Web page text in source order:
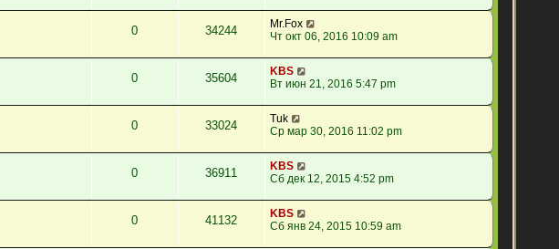
0 34244
Mr.Fox
Чт окт 06, 2016 10:09 am
0 35604
KBS
Вт июн 21, 2016 5:47 pm
0 33024
Tuk
Ср мар 30, 2016 11:02 pm
0 36911
KBS
Сб дек 12, 2015 4:52 pm
0 41132
KBS
Сб янв 24, 2015 10:59 am